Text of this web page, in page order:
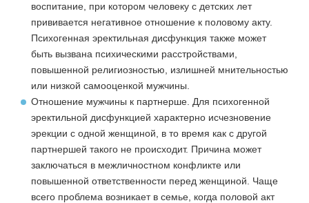
воспитание, при котором человеку с детских лет
прививается негативное отношение к половому акту.
Психогенная эректильная дисфункция также может
быть вызвана психическими расстройствами,
повышенной религиозностью, излишней мнительностью
или низкой самооценкой мужчины.
Отношение мужчины к партнерше . Для психогенной
эректильной дисфункцией характерно исчезновение
эрекции с одной женщиной, в то время как с другой
партнершей такого не происходит. Причина может
заключаться в межличностном конфликте или
повышенной ответственности перед женщиной. Чаще
всего проблема возникает в семье, когда половой акт